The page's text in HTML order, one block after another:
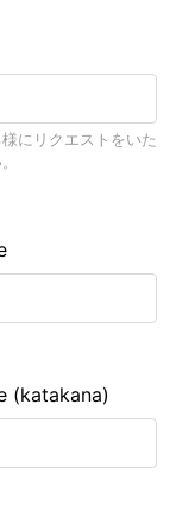
にリクエストをいた
(katakana)